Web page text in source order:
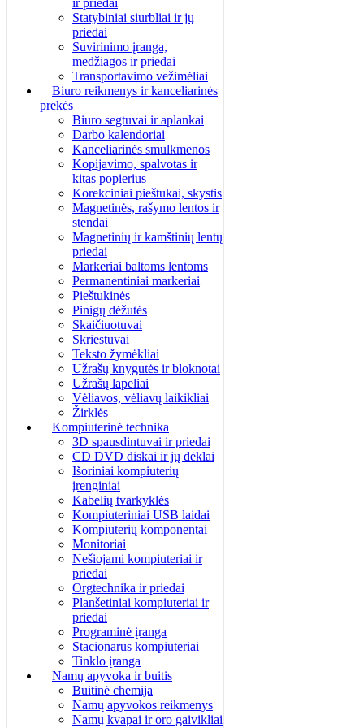
ir priedai
Statybiniai siurbliai ir jų
priedai
Suvirinimo įranga,
medžiagos ir priedai
Transportavimo vežimėliai
Biuro reikmenys ir kanceliarinės
prekės
Biuro segtuvai ir aplankai
Darbo kalendoriai
Kanceliarinės smulkmenos
Kopijavimo, spalvotas ir
kitas popierius
Korekciniai pieštukai, skystis
Magnetinės, rašymo lentos ir
stendai
Magnetinių ir kamštinių lentų
priedai
Markeriai baltoms lentoms
Permanentiniai markeriai
Pieštukinės
Pinigų dėžutės
Skaičiuotuvai
Skriestuvai
Teksto žymėkliai
Užrašų knygutės ir bloknotai
Užrašų lapeliai
Vėliavos, vėliavų laikikliai
Žirklės
Kompiuterinė technika
3D spausdintuvai ir priedai
CD DVD diskai ir jų dėklai
Išoriniai kompiuterių
įrenginiai
Kabelių tvarkyklės
Kompiuteriniai USB laidai
Kompiuterių komponentai
Monitoriai
Nešiojami kompiuteriai ir
priedai
Orgtechnika ir priedai
Planšetiniai kompiuteriai ir
priedai
Programinė įranga
Stacionarūs kompiuteriai
Tinklo įranga
Namų apyvoka ir buitis
Buitinė chemija
Namų apyvokos reikmenys
Namų kvapai ir oro gaivikliai